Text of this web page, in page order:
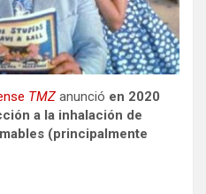
TMZ anunció en 2020
a la inhalación de
(principalmente